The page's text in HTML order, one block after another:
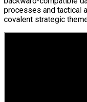
processes and tactical
covalent strategic